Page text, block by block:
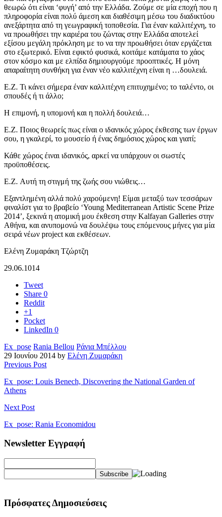
θεωρώ ότι είναι ‘φυγή’ από την Ελλάδα. Ζούμε σε μία εποχή που η
πληροφορία είναι πολύ άμεση και διαθέσιμη μέσω του διαδικτύου
ανεξάρτητα από τη γεωγραφική τοποθεσία. Για έναν καλλιτέχνη, το
να προωθήσει την καριέρα του ζώντας στην Ελλάδα αποτελεί
εξίσου μεγάλη πρόκληση με το να την προωθήσει όταν εργάζεται
στο εξωτερικό. Είναι εφικτό φυσικά, κοιτάμε κατάματα το χάος
στον κόσμο και με ελπίδα δημιουργούμε προοπτικές. Η μόνη
απαραίτητη συνθήκη για έναν νέο καλλιτέχνη είναι η …δουλειά.
E.Z. Τι κάνει σήμερα έναν καλλιτέχνη επιτυχημένο; το ταλέντο, οι
σπουδές ή τι άλλο;
Η επιμονή, η υπομονή και η πολλή δουλειά…
Ε.Ζ. Ποιος θεωρείς πως είναι ο ιδανικός χώρος έκθεσης των έργων
σου, η γκαλερί, το μουσείο ή ένας δημόσιος χώρος και γιατί;
Κάθε χώρος έιναι ιδανικός, αρκεί να υπάρχουν οι σωστές
προϋποθέσεις.
E.Z. Αυτή τη στιγμή της ζωής σου νιώθεις…
Εξαντλημένη αλλά πολύ χαρούμενη! Είμαι μεταξύ των τεσσάρων
φιναλίστ για το βραβείο ‘Young Mediterranean Artistic Scene Prize
2014’, ξεκινά η ατομική μου έκθεση στην Kalfayan Galleries στην
Αθήνα, και ανυπομονώ να δουλέψω τους επόμενους μήνες για μία
σειρά νέων project και εκθέσεων.
Ελένη Ζυμαράκη Τζώρτζη
29.06.1014
Tweet
Share 0
Reddit
+1
Pocket
LinkedIn 0
Ex_pose Rania Bellou Ράνια Μπέλλου
29 Ιουνίου 2014 by Ελένη Ζυμαράκη
Previous Post
Ex_pose: Louis Benech, Discovering the National Garden of
Athens
Next Post
Ex_pose: Rania Economidou
Newsletter Εγγραφή
Πρόσφατες Δημοσιεύσεις